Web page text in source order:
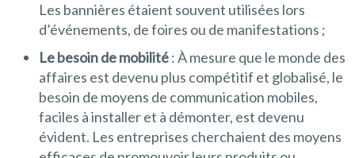
Les bannières étaient souvent utilisées lors
d’événements, de foires ou de manifestations ;
Le besoin de mobilité: À mesure que le monde des
affaires est devenu plus compétitif et globalisé, le
besoin de moyens de communication mobiles,
faciles à installer et à démonter, est devenu
évident. Les entreprises cherchaient des moyens